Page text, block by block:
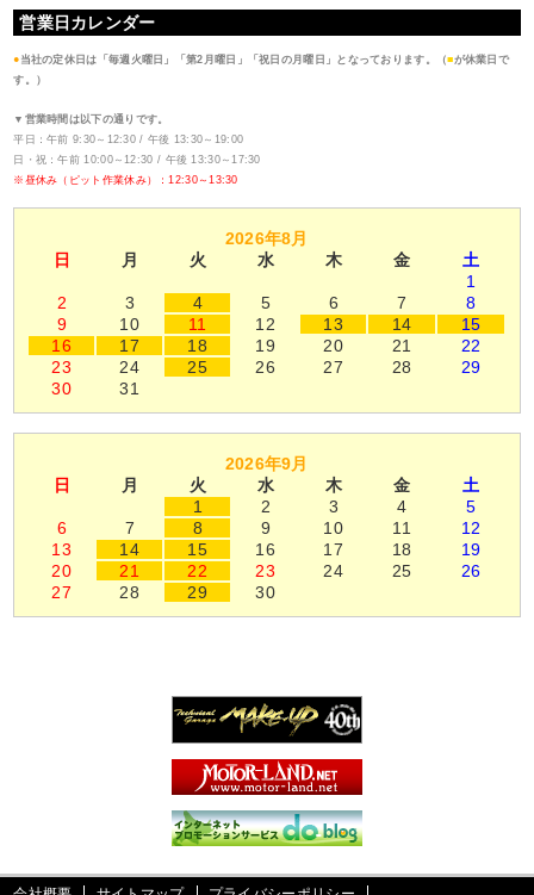
営業日カレンダー
● 当社の定休日は「毎週火曜日」「第2月曜日」「祝日の月曜日」となっております。（■が休業日で
す。）
▼営業時間は以下の通りです。
平日：午前 9:30～12:30 / 午後 13:30～19:00
日・祝：午前 10:00～12:30 / 午後 13:30～17:30
※昼休み（ピット作業休み）：12:30～13:30
2026年8月
日
月 火 水 木 金
土
1
2
3 4 5 6 7
8
9
10 11 12 13 14
15
16
17 18 19 20 21
22
23
24 25 26 27 28
29
30
31
2026年9月
日
月 火 水 木 金
土
1
2 3 4
5
6
7 8 9 10 11
12
13
14 15 16 17 18
19
20
21 22 23 24 25
26
27
28 29 30